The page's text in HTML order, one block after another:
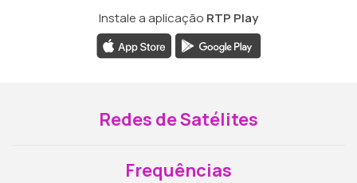
Instale a aplicação RTP Play
Redes de Satélites
Frequências